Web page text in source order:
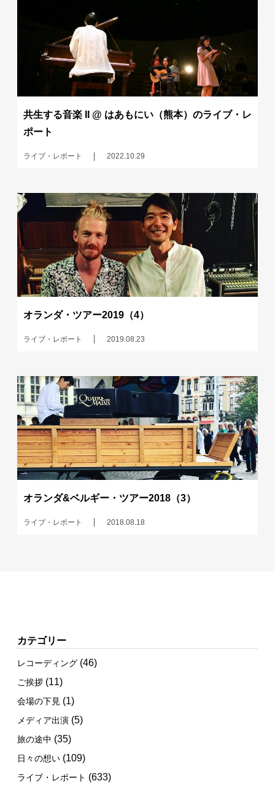
共生する音楽 II @ はあもにい（熊本）のライブ・レ
ポート
ライブ・レポート 2022.10.29
オランダ・ツアー2019（4）
ライブ・レポート 2019.08.23
オランダ&ベルギー・ツアー2018（3）
ライブ・レポート 2018.08.18
カテゴリー
レコーディング (46)
ご挨拶 (11)
会場の下見 (1)
メディア出演 (5)
旅の途中 (35)
日々の想い (109)
ライブ・レポート (633)